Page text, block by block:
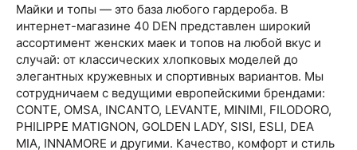
Майки и топы — это база любого гардероба. В
интернет-магазине 40 DEN представлен широкий
ассортимент женских маек и топов на любой вкус и
случай: от классических хлопковых моделей до
элегантных кружевных и спортивных вариантов. Мы
сотрудничаем с ведущими европейскими брендами:
CONTE, OMSA, INCANTO, LEVANTE, MINIMI, FILODORO,
PHILIPPE MATIGNON, GOLDEN LADY, SISI, ESLI, DEA
MIA, INNAMORE и другими. Качество, комфорт и стиль